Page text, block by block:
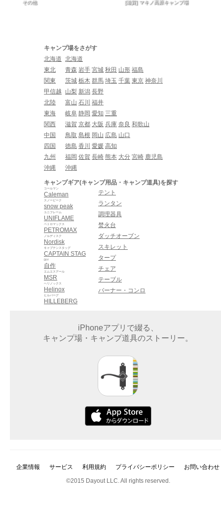
その他 [滋賀] マキノ高原キャンプ場
キャンプ場をさがす
北海道 北海道
東北
青森 岩手 宮城 秋田 山形 福島
関東
茨城 栃木 群馬 埼玉 千葉 東京 神奈川
甲信越
山梨 新潟 長野
北陸
富山 石川 福井
東海
岐阜 静岡 愛知 三重
関西
滋賀 京都 大阪 兵庫 奈良 和歌山
中国
鳥取 島根 岡山 広島 山口
四国
徳島 香川 愛媛 高知
九州
福岡 佐賀 長崎 熊本 大分 宮崎 鹿児島
沖縄
沖縄
キャンプギア(キャンプ用品・キャンプ道具)を探す
Caleman
コールマン
snow peak
スノーピーク
UNIFLAME
ユニフレーム
PETROMAX
ペトロマックス
Nordisk
ノルディスク
CAPTAIN STAG
キャプテンスタッグ
自作
DIY
MSR
エムエスアール
Helinox
ヘリノックス
HILLEBERG
ヒルバーグ
テント
ランタン
調理器具
焚火台
ダッチオーブン
スキレット
タープ
チェア
テーブル
バーナー・コンロ
iPhoneアプリで綴る、
キャンプ場・キャンプ道具のストーリー。
企業情報 サービス 利用規約 プライバシーポリシー
お問い合わせ
©2015 Dayout LLC. All rights reserved.